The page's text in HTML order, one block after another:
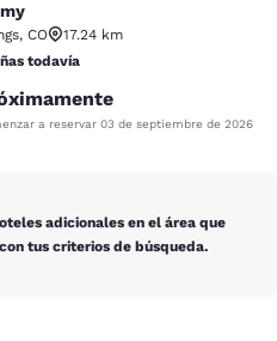
, CO
17.24 km
todavía
todavía
a reservar 03 de septiembre de 2026
adicionales en el área que
tus criterios de búsqueda.